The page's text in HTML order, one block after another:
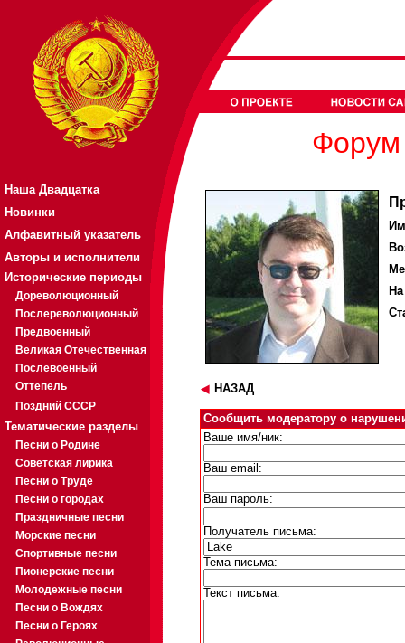
Наша Двадцатка
Новинки
Алфавитный указатель
Авторы и исполнители
Исторические периоды
Дореволюционный
Послереволюционный
Предвоенный
Великая Отечественная
Послевоенный
Оттепель
Поздний СССР
Тематические разделы
Песни о Родине
Советская лирика
Песни о Труде
Песни о городах
Праздничные песни
Морские песни
Спортивные песни
Пионерские песни
Молодежные песни
Песни о Вождях
Песни о Героях
Форум
НАЗАД
Сообщить модератору о
Ваше имя/ник:
Ваш email:
Ваш пароль:
Получатель письма:
Тема письма:
Текст письма: